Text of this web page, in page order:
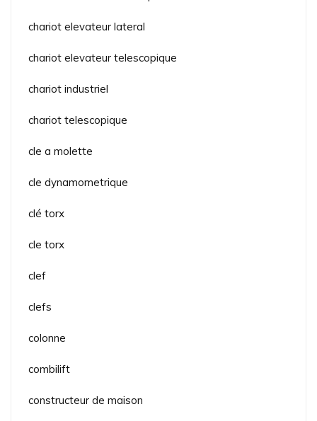
chariot elevateur lateral
chariot elevateur telescopique
chariot industriel
chariot telescopique
cle a molette
cle dynamometrique
clé torx
cle torx
clef
clefs
colonne
combilift
constructeur de maison